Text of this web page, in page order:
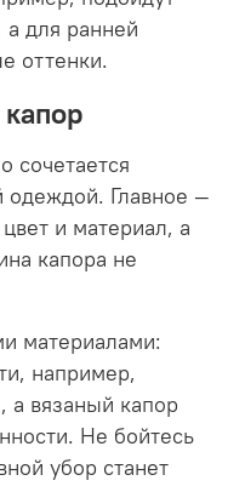
для ранней
оттенки.
сочетается
одеждой. Главное —
и материал, а
капора не
материалами:
например,
а вязаный капор
Не бойтесь
убор станет